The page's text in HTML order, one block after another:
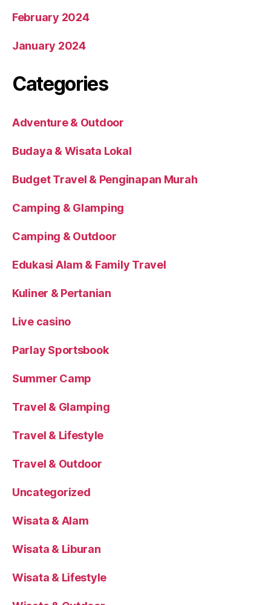
February 2024
January 2024
Categories
Adventure & Outdoor
Budaya & Wisata Lokal
Budget Travel & Penginapan Murah
Camping & Glamping
Camping & Outdoor
Edukasi Alam & Family Travel
Kuliner & Pertanian
Live casino
Parlay Sportsbook
Summer Camp
Travel & Glamping
Travel & Lifestyle
Travel & Outdoor
Uncategorized
Wisata & Alam
Wisata & Liburan
Wisata & Lifestyle